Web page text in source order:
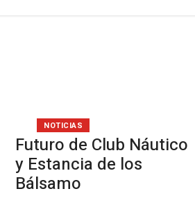
Futuro de Club Náutico
y Estancia de los
Bálsamo
NOTICIAS